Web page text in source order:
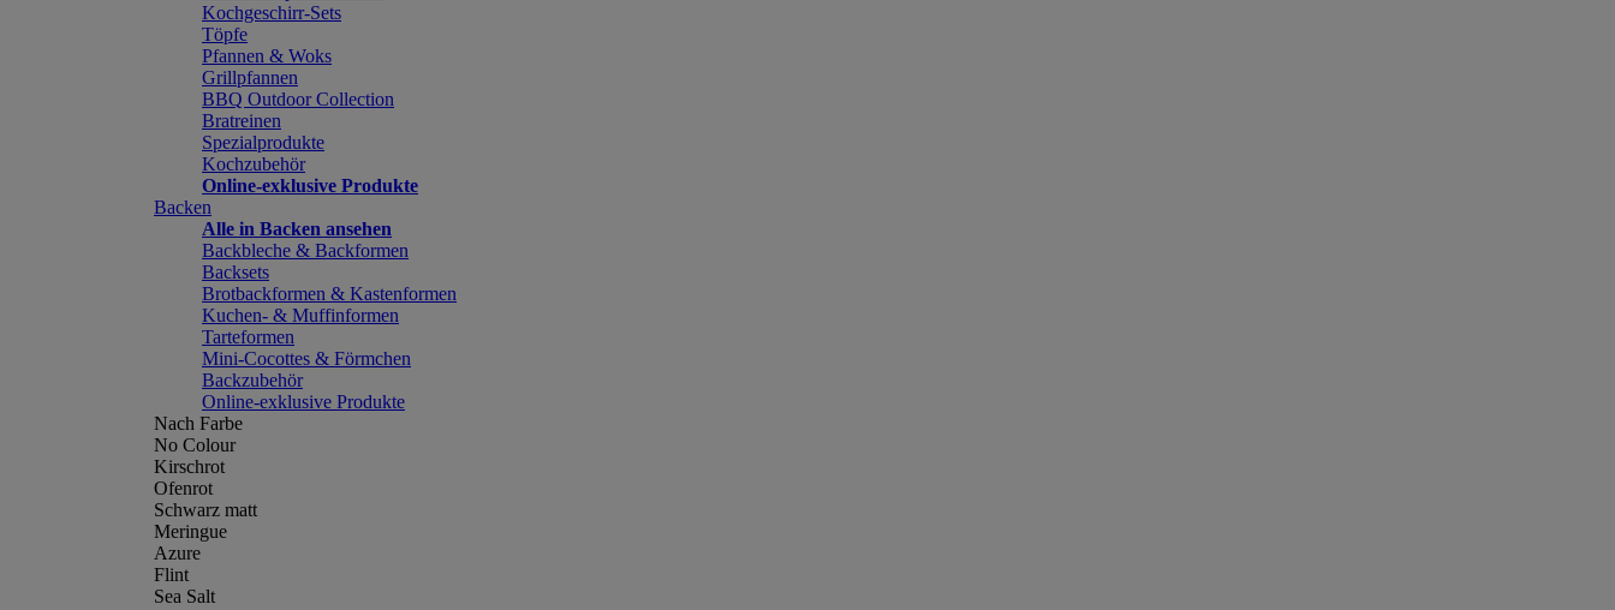
Kochgeschirr-Sets
Töpfe
Pfannen & Woks
Grillpfannen
BBQ Outdoor Collection
Bratreinen
Spezialprodukte
Kochzubehör
Online-exklusive Produkte
Backen
Alle in Backen ansehen
Backbleche & Backformen
Backsets
Brotbackformen & Kastenformen
Kuchen- & Muffinformen
Tarteformen
Mini-Cocottes & Förmchen
Backzubehör
Online-exklusive Produkte
Nach Farbe
No Colour
Kirschrot
Ofenrot
Schwarz matt
Meringue
Azure
Flint
Sea Salt